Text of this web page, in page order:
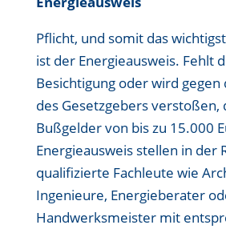
Pflicht, und somit das
ist der Energieausweis. Fehlt
Besichtigung oder wird gegen
des Gesetzgebers verstoßen,
Bußgelder von bis zu 15.000
Energieausweis stellen in der
qualifizierte Fachleute wie
Ingenieure, Energieberater
Handwerksmeister mit